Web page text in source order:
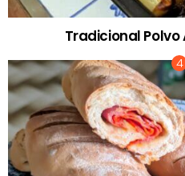
Tradicional Polvo